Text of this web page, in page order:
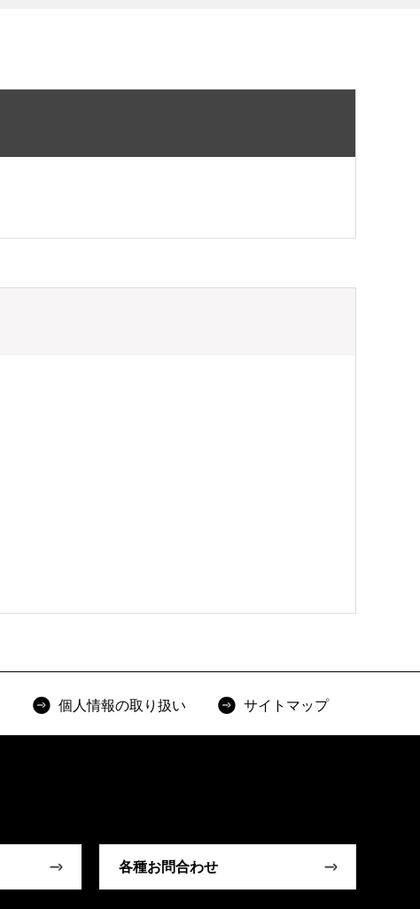
個人情報の取り扱い サイトマップ
各種お問合わせ